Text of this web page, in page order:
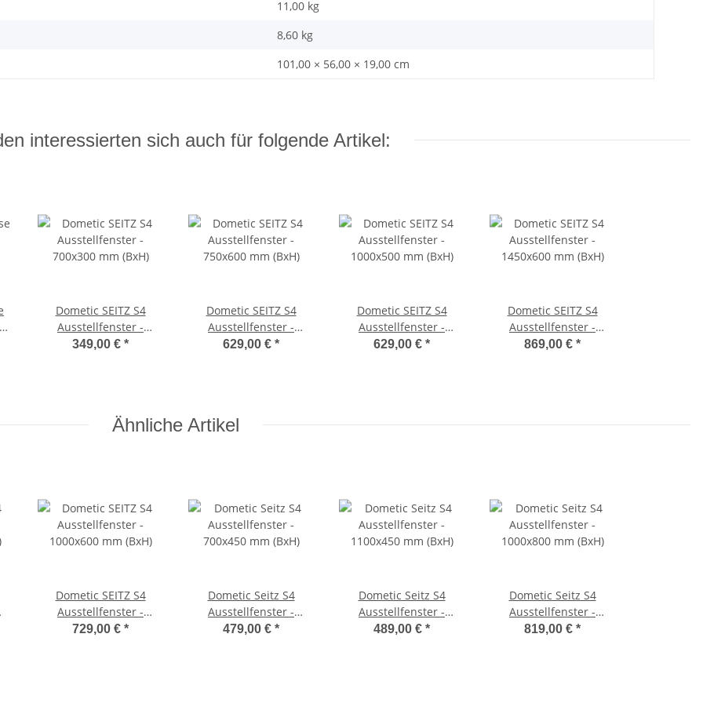
11,00 kg
8,60 kg
101,00 × 56,00 × 19,00 cm
interessierten sich auch für folgende Artikel:
Dometic SEITZ S4
Ausstellfenster -
700x300 mm (BxH)
349,00 € *
Dometic SEITZ S4
Ausstellfenster -
750x600 mm (BxH)
629,00 € *
Dometic SEITZ S4
Ausstellfenster -
1000x500 mm (BxH)
629,00 € *
Dometic SEITZ S4
Ausstellfenster -
1450x600 mm (BxH)
869,00 € *
Ähnliche Artikel
Dometic SEITZ S4
Ausstellfenster -
1000x600 mm (BxH)
729,00 € *
Dometic Seitz S4
Ausstellfenster -
700x450 mm (BxH)
479,00 € *
Dometic Seitz S4
Ausstellfenster -
1100x450 mm (BxH)
489,00 € *
Dometic Seitz S4
Ausstellfenster -
1000x800 mm (BxH)
819,00 € *